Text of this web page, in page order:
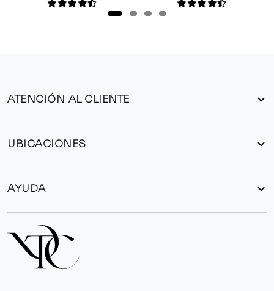
ATENCIÓN AL CLIENTE
UBICACIONES
AYUDA